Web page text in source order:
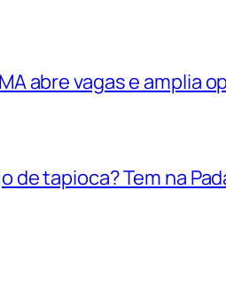
abre vagas e amplia
de tapioca? Tem na